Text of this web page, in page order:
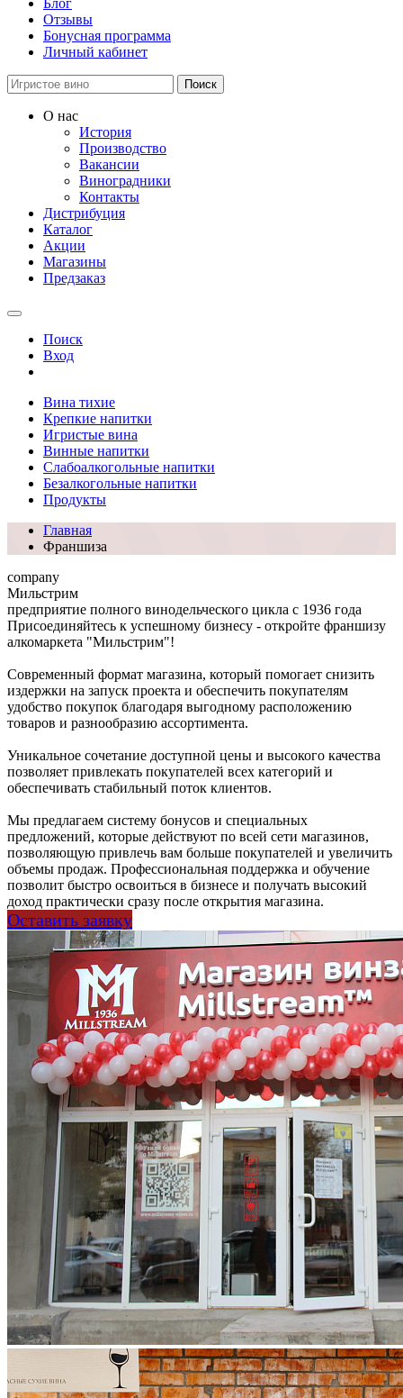
Блог
Отзывы
Бонусная программа
Личный кабинет
Поиск
О нас
История
Производство
Вакансии
Виноградники
Контакты
Дистрибуция
Каталог
Акции
Магазины
Предзаказ
Поиск
Вход
Вина тихие
Крепкие напитки
Игристые вина
Винные напитки
Слабоалкогольные напитки
Безалкогольные напитки
Продукты
Главная
Франшиза
company
Мильстрим
предприятие полного винодельческого цикла с 1936 года
Присоединяйтесь к успешному бизнесу - откройте франшизу
алкомаркета "Мильстрим"!
Современный формат магазина, который помогает снизить
издержки на запуск проекта и обеспечить покупателям
удобство покупок благодаря выгодному расположению
товаров и разнообразию ассортимента.
Уникальное сочетание доступной цены и высокого качества
позволяет привлекать покупателей всех категорий и
обеспечивать стабильный поток клиентов.
Мы предлагаем систему бонусов и специальных
предложений, которые действуют по всей сети магазинов,
позволяющую привлечь вам больше покупателей и увеличить
объемы продаж. Профессиональная поддержка и обучение
позволит быстро освоиться в бизнесе и получать высокий
доход практически сразу после открытия магазина.
Оставить заявку